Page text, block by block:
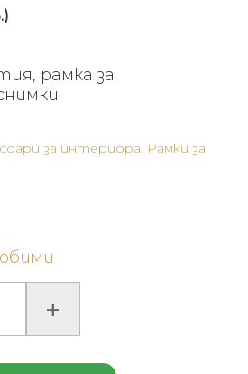
рамка за
за интериора, Рамки за